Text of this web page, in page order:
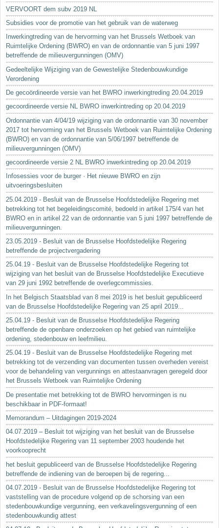
VERVOORT dem subv 2019 NL
Subsidies voor de promotie van het gebruik van de waterweg
Inwerkingtreding van de hervorming van het Brussels Wetboek van
Ruimtelijke Ordening (BWRO) en van de ordonnantie van 5 juni 1997
betreffende de milieuvergunningen (OMV)
Gedeeltelijke Wijziging van de Gewestelijke Stedenbouwkundige
Verordening
De gecoördineerde versie van het BWRO inwerkingtreding 20.04.2019
gecoordineerde versie NL BWRO inwerkintreding op 20.04.2019
Ordonnantie van 4/04/19 wijziging van de ordonnantie van 30 november
2017 tot hervorming van het Brussels Wetboek van Ruimtelijke Ordening
(BWRO) en van de ordonnantie van 5/06/1997 betreffende de
milieuvergunningen (OMV)
gecoordineerde versie 2 NL BWRO inwerkintreding op 20.04.2019
Infosessies voor de burger · Het nieuwe BWRO en zijn
uitvoeringsbesluiten
25.04.2019 - Besluit van de Brusselse Hoofdstedelijke Regering met
betrekking tot het begeleidingscomité, bedoeld in artikel 175/4 van het
BWRO en in artikel 22 van de ordonnantie van 5 juni 1997 betreffende de
milieuvergunningen.
23.05.2019 - Besluit van de Brusselse Hoofdstedelijke Regering
betreffende de projectvergadering
25.04.19 - Besluit van de Brusselse Hoofdstedelijke Regering tot
wijziging van het besluit van de Brusselse Hoofdstedelijke Executieve
van 29 juni 1992 betreffende de overlegcommissies.
In het Belgisch Staatsblad van 8 mei 2019 is het besluit gepubliceerd
van de Brusselse Hoofdstedelijke Regering van 25 april 2019...
25.04.19 - Besluit van de Brusselse Hoofdstedelijke Regering
betreffende de openbare onderzoeken op het gebied van ruimtelijke
ordening, stedenbouw en leefmilieu.
25.04.19 - Besluit van de Brusselse Hoofdstedelijke Regering met
betrekking tot de verzending van documenten tussen overheden vereist
voor de behandeling van vergunnings en attestaanvragen geregeld door
het Brussels Wetboek van Ruimtelijke Ordening
De presentatie met betrekking tot de BWRO hervormingen is nu
beschikbaar in PDF-formaat!
Memorandum – Uitdagingen 2019-2024
04.07.2019 – Besluit tot wijziging van het besluit van de Brusselse
Hoofdstedelijke Regering van 11 september 2003 houdende het
voorkooprecht
het besluit gepubliceerd van de Brusselse Hoofdstedelijke Regering
betreffende de indiening van de beroepen bij de regering...
04.07.2019 - Besluit van de Brusselse Hoofdstedelijke Regering tot
vaststelling van de procedure volgend op de schorsing van een
stedenbouwkundige vergunning, een verkavelingsvergunning of een
stedenbouwkundig attest